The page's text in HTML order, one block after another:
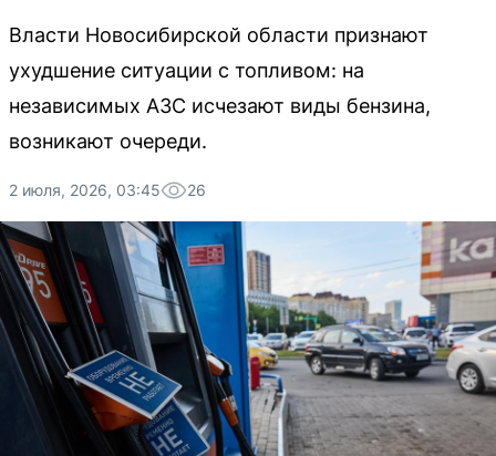
Власти Новосибирской области признают
ухудшение ситуации с топливом: на
независимых АЗС исчезают виды бензина,
возникают очереди.
2 июля, 2026, 03:45 26